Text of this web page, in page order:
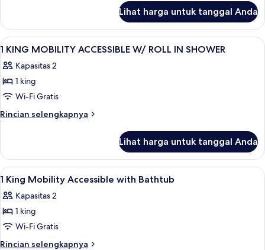
difabel,
bathtub
(Hearing
&
Mobility)
Kamar
Superior,
1
Tidur
King,
difabel,
bathtub
(Hearing
Lihat harga untuk tanggal Anda
Lihat
semua
foto
untuk
1
KING
W/
ROLL
IN
SHOWER
Seprai Frette Italia, seprai premium,
16
1 KING MOBILITY ACCESSIBLE W/ ROLL IN SHOWER
Kapasitas 2
1 king
Wi-Fi Gratis
Rincian selengkapnya
Rincian
1
KING
MOBILITY
ACCESSIBLE
W/
ROLL
SHOWER
Lihat harga untuk tanggal Anda
Lihat
semua
foto
untuk
1
King
Seprai Frette Italia, seprai premium,
12
1 King Mobility Accessible with Bathtub
Kapasitas 2
1 king
Wi-Fi Gratis
Rincian selengkapnya
Rincian